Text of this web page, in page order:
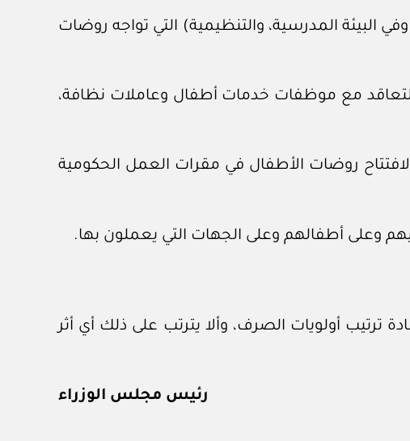
البيئة المدرسية، والتنظيمية) التي تواجه روضات
مع موظفات خدمات أطفال وعاملات نظافة،
لافتتاح روضات الأطفال في مقرات العمل الحكومية
ترتيب أولويات الصرف، وألا يترتب على ذلك أي أثر
رئيس مجلس الوزراء